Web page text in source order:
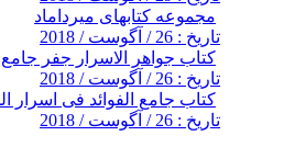
مجموعه کتابهای میرداماد
تاریخ : 26 / آگوست / 2018
کتاب جواهر الاسرار جفر جامع ۱و۲
تاریخ : 26 / آگوست / 2018
کتاب جامع الفوائد فی اسرار
تاریخ : 26 / آگوست / 2018